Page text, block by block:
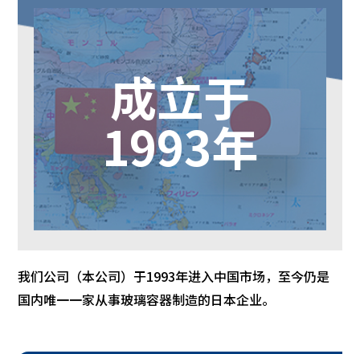
成立于
1993年
我们公司（本公司）于1993年进入中国市场，至今仍是
国内唯一一家从事玻璃容器制造的日本企业。